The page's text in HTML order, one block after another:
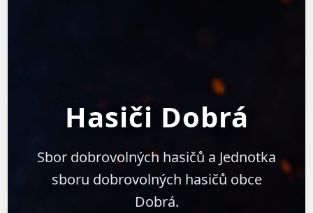
Hasiči Dobrá
Sbor dobrovolných hasičů a Jednotka
sboru dobrovolných hasičů obce
Dobrá.